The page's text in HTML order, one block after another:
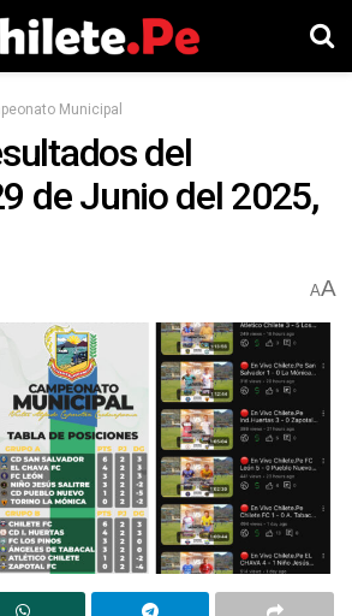
Municipal
del
de Junio del 2025,
AA